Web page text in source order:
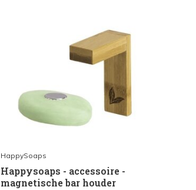
HappySoaps
Happysoaps - accessoire -
magnetische bar houder